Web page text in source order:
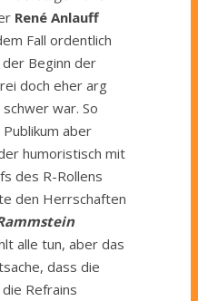
René Anlauff
Fall ordentlich
der Beginn der
doch eher arg
war. So
aber
humoristisch mit
des R-Rollens
den Herrschaften
alle tun, aber das
dass die
Refrains